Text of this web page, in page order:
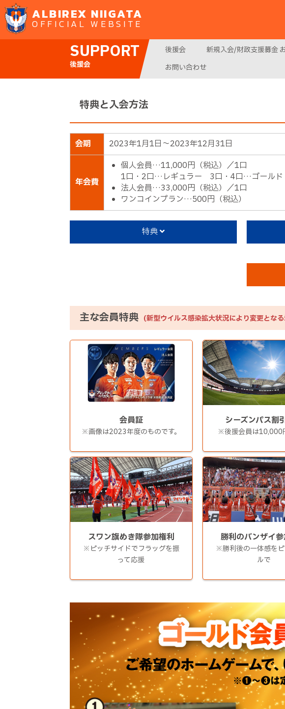
ALBIREX NIIGATA
OFFICIAL WEBSITE
SUPPORT
後援会
後援会 新規入会/財政支援募金
お問い合わせ
特典と入会方法
会期 2023年1月1日～2023年12月31日
年会費
個人会員…11,000円（税込）／1口
1口・2口…レギュラー 3口・4口…ゴール
法人会員…33,000円（税込）／1口
ワンコインプラン…500円（税込）
特典
主な会員特典 (新型ウイルス感染拡大状況により変更とな
会員証
※画像は2023年度のものです。
シーズンパス割
※後援会員は10,000
スワン旗めき隊参加権利
※ピッチサイドでフラッグを振
って応援
勝利のバンザイ
※勝利後の一体感を
ルで